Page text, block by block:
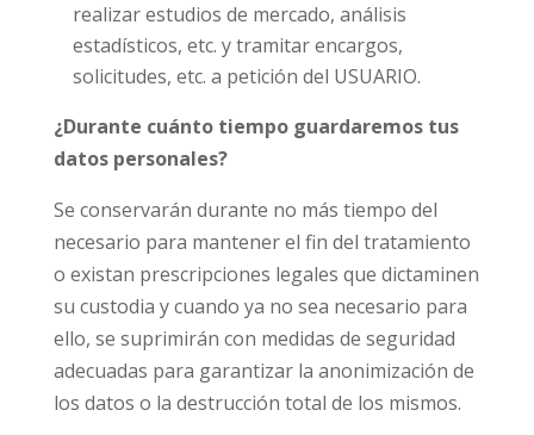
realizar estudios de mercado, análisis
estadísticos, etc. y tramitar encargos,
solicitudes, etc. a petición del USUARIO.
¿Durante cuánto tiempo guardaremos tus
datos personales?
Se conservarán durante no más tiempo del
necesario para mantener el fin del tratamiento
o existan prescripciones legales que dictaminen
su custodia y cuando ya no sea necesario para
ello, se suprimirán con medidas de seguridad
adecuadas para garantizar la anonimización de
los datos o la destrucción total de los mismos.